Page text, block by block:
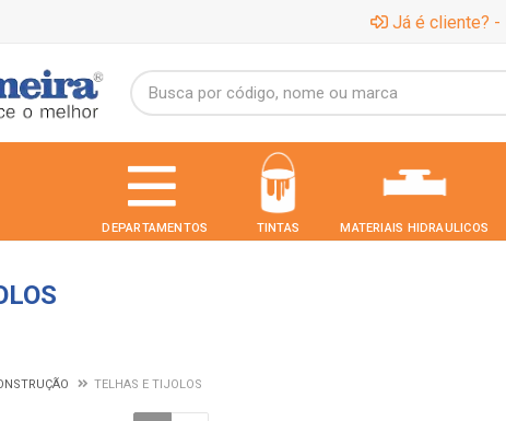
Já é cliente? -
DEPARTAMENTOS TINTAS MATERIAIS HIDRAULICOS
TELHAS E TIJOLOS